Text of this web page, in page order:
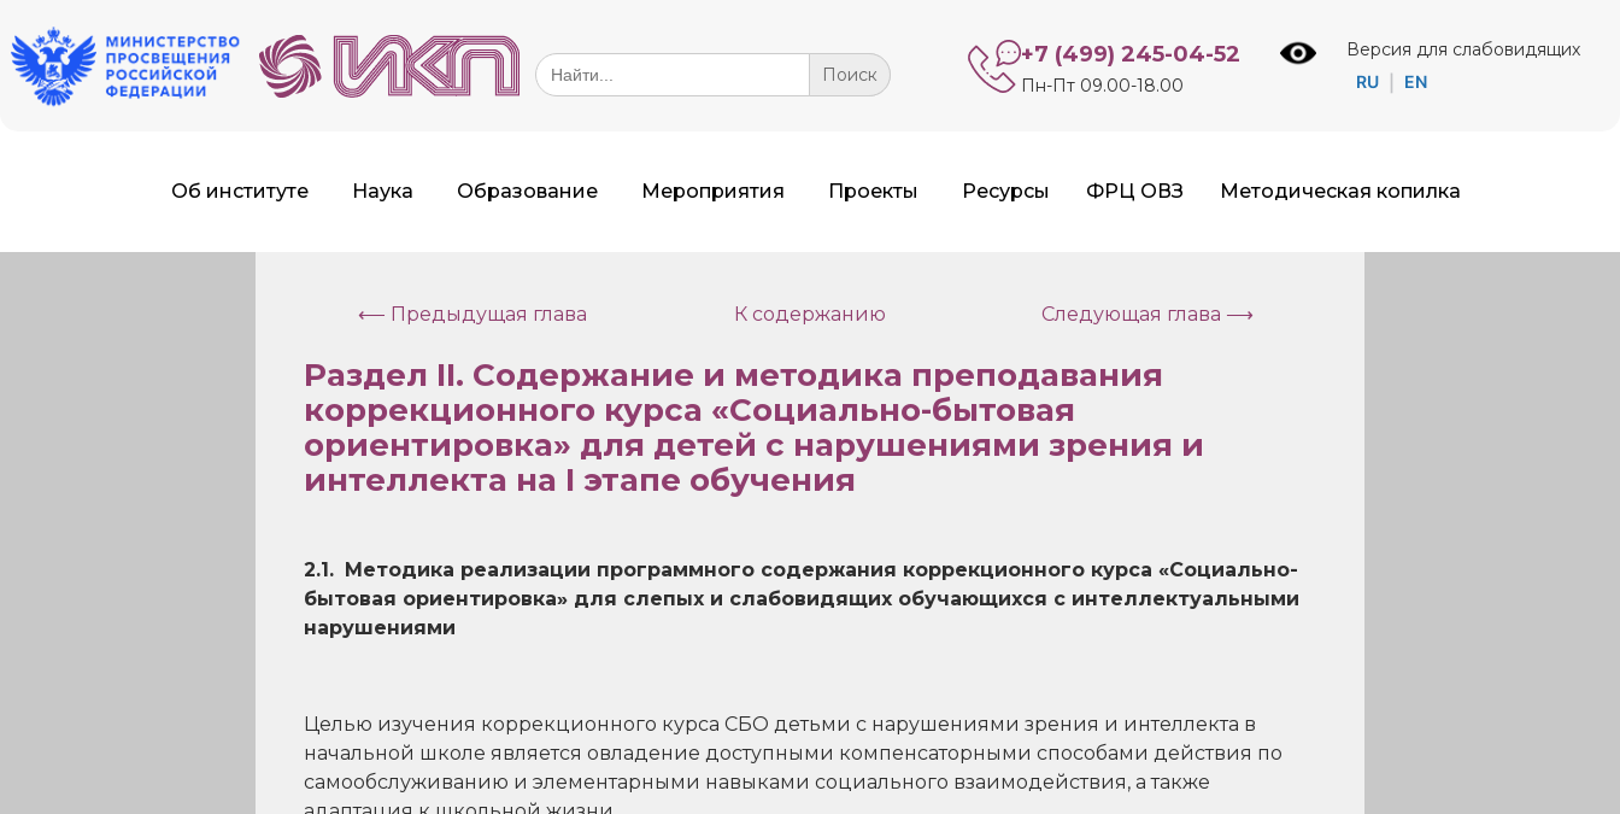
Search
for:
+7 (499) 245-04-52
Пн-Пт 09.00-18.00
Версия для слабовидящих
RU EN
Об институте Наука Образование Мероприятия Проекты Ресурсы ФРЦ ОВЗ Методическая копилка
⟵ Предыдущая глава К содержанию Следующая глава ⟶
Раздел II. Содержание и методика преподавания
коррекционного курса «Социально-бытовая
ориентировка» для детей с нарушениями зрения и
интеллекта на I этапе обучения
2.1. Методика реализации программного содержания коррекционного курса «Социально-
бытовая ориентировка» для слепых и слабовидящих обучающихся с интеллектуальными
нарушениями
Целью изучения коррекционного курса СБО детьми с нарушениями зрения и интеллекта в
начальной школе является овладение доступными компенсаторными способами действия по
самообслуживанию и элементарными навыками социального взаимодействия, а также